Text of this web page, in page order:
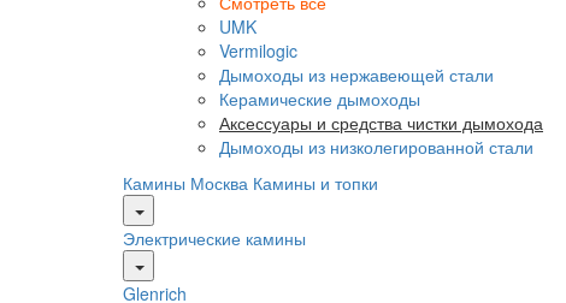
UMK
Vermilogic
Дымоходы из нержавеющей стали
Керамические дымоходы
Аксессуары и средства чистки дымохода
Дымоходы из низколегированной стали
Камины Москва Камины и топки
Электрические камины
Glenrich